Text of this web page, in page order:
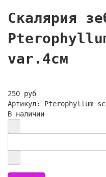
Скалярия
var.4см
250 руб
Артикул: Pterophyllum
В наличии